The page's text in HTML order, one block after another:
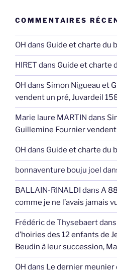
COMMENTAIRES
OH dans Guide et charte du
HIRET dans Guide et charte
OH dans Simon Nigueau et
vendent un pré, Juvardeil
Marie laure MARTIN dans
Guillemine Fournier
OH dans Guide et charte du
bonnaventure bouju joel
BALLAIN-RINALDI dans A
comme je ne l’avais jamais
Frédéric de Thysebaertdans
d’hoiries des 12 enfants de
Beudin à leur succession,
OH dans Le dernier meunier